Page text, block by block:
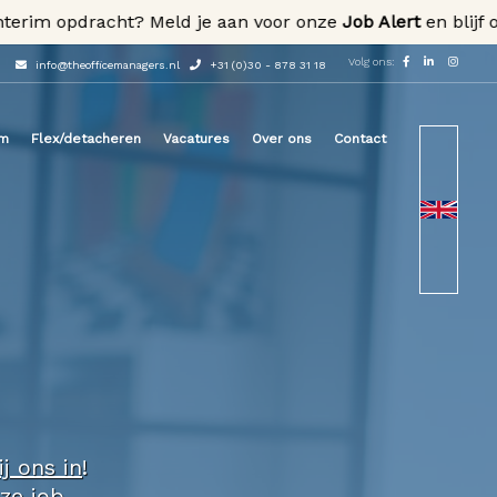
opdracht? Meld je aan voor onzeJob Alerten blijf op de
Volg ons:
info@theofficemanagers.nl +31 (0)30 - 878 31 18
Flex/detacheren Vacatures Over ons Contact
ons in!